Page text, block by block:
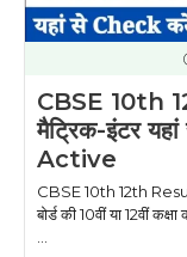
CBSE 10th
मैट्रिक-इंटर
Active
CBSE 10th 12th
बोर्ड की 10वीं या 12वीं
...